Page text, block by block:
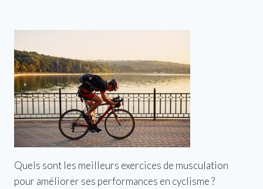
Quels sont les meilleurs exercices de musculation
pour améliorer ses performances en cyclisme ?